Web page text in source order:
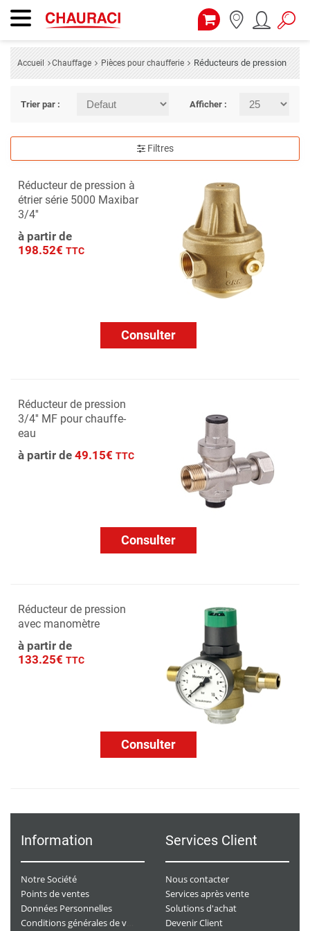
Accueil Chauffage Pièces pour chaufferie Réducteurs de pression
Trier par : Afficher :
Filtres
Réducteur de pression à
étrier série 5000 Maxibar
3/4''
à partir de
198.52€ TTC
Consulter
Réducteur de pression
3/4'' MF pour chauffe-
eau
à partir de 49.15€ TTC
Consulter
Réducteur de pression
avec manomètre
à partir de
133.25€ TTC
Consulter
Information
Notre Société
Points de ventes
Données Personnelles
Services Client
Nous contacter
Services après vente
Solutions d'achat
Devenir Client